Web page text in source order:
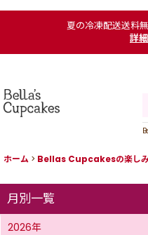
夏の冷凍配送送料
詳
ホーム > Bellas Cupcakesの楽し
月別一覧
2026年